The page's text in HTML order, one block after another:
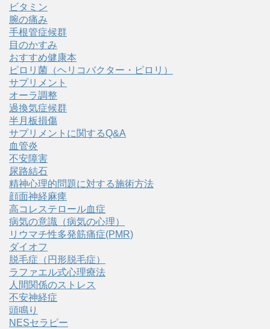
ビタミン
腕の痛み
手根管症候群
目のかすみ
おすすめ健康本
ピロリ菌（ヘリコバクター・ピロリ）
サプリメント
オーラ調整
過換気症候群
半月板損傷
サプリメントに関するQ&A
血管炎
不安障害
尿路結石
精神心理的問題に対する施術方法
顔面神経麻痺
高コレステロール血症
病気の意識（病気の心理）
リウマチ性多発筋痛症(PMR)
ダイオフ
脱毛症（円形脱毛症）
ラファエル式心理療法
人間関係のストレス
不安神経症
頭鳴り
NESセラピー